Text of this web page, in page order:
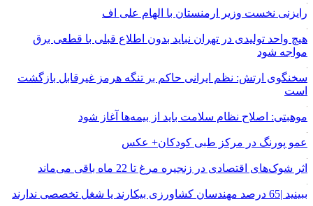
رایزنی نخست وزیر ارمنستان با الهام علی اف
هیچ واحد تولیدی در تهران نباید بدون اطلاع قبلی با قطعی برق
مواجه شود
سخنگوی ارتش: نظم ایرانی حاکم بر تنگه هرمز غیرقابل بازگشت
است
موهبتی: اصلاح نظام سلامت باید از بیمه‌ها آغاز شود
عمو پورنگ در مرکز طبی کودکان+ عکس
اثر شوک‌های اقتصادی در زنجیره مرغ تا 22 ماه باقی می‌ماند
ببینید |65 درصد مهندسان کشاورزی بیکارند یا شغل تخصصی ندارند